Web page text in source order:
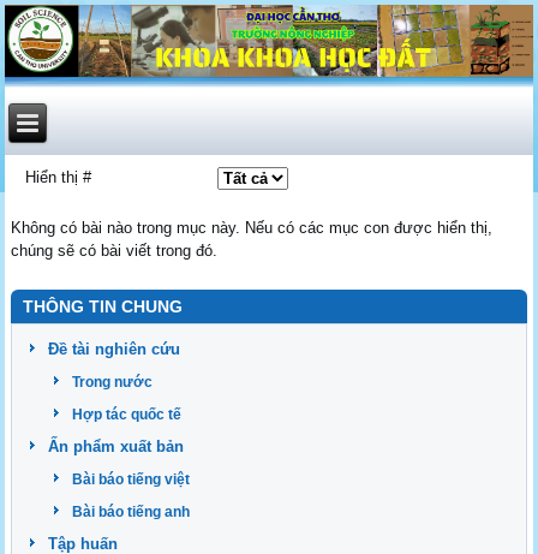
Hiển thị #
Không có bài nào trong mục này. Nếu có các mục con được hiển thị,
chúng sẽ có bài viết trong đó.
THÔNG TIN CHUNG
Đề tài nghiên cứu
Trong nước
Hợp tác quốc tế
Ấn phẩm xuất bản
Bài báo tiếng việt
Bài báo tiếng anh
Tập huấn